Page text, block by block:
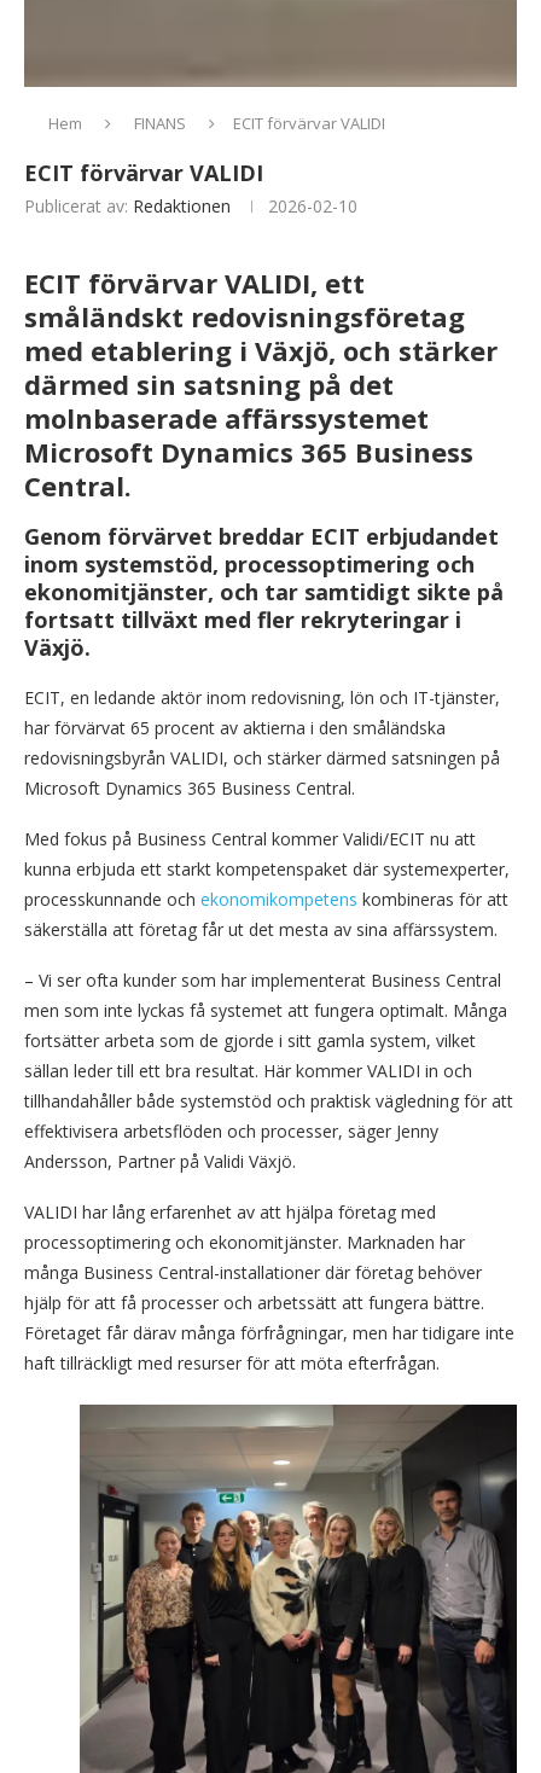
Hem FINANS ECIT förvärvar VALIDI
ECIT förvärvar VALIDI
Publicerat av: Redaktionen 2026-02-10
ECIT förvärvar VALIDI, ett
småländskt redovisningsföretag
med etablering i Växjö, och stärker
därmed sin satsning på det
molnbaserade affärssystemet
Microsoft Dynamics 365 Business
Central.
Genom förvärvet breddar ECIT erbjudandet
inom systemstöd, processoptimering och
ekonomitjänster, och tar samtidigt sikte på
fortsatt tillväxt med fler rekryteringar i
Växjö.
ECIT, en ledande aktör inom redovisning, lön och IT-tjänster,
har förvärvat 65 procent av aktierna i den småländska
redovisningsbyrån VALIDI, och stärker därmed satsningen på
Microsoft Dynamics 365 Business Central.
Med fokus på Business Central kommer Validi/ECIT nu att
kunna erbjuda ett starkt kompetenspaket där systemexperter,
processkunnande och ekonomikompetens kombineras för att
säkerställa att företag får ut det mesta av sina affärssystem.
– Vi ser ofta kunder som har implementerat Business Central
men som inte lyckas få systemet att fungera optimalt. Många
fortsätter arbeta som de gjorde i sitt gamla system, vilket
sällan leder till ett bra resultat. Här kommer VALIDI in och
tillhandahåller både systemstöd och praktisk vägledning för att
effektivisera arbetsflöden och processer, säger Jenny
Andersson, Partner på Validi Växjö.
VALIDI har lång erfarenhet av att hjälpa företag med
processoptimering och ekonomitjänster. Marknaden har
många Business Central-installationer där företag behöver
hjälp för att få processer och arbetssätt att fungera bättre.
Företaget får därav många förfrågningar, men har tidigare inte
haft tillräckligt med resurser för att möta efterfrågan.